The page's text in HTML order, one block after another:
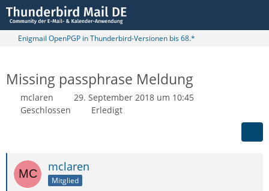
Enigmail OpenPGP in Thunderbird-Versionen bis 68.*
Missing passphrase Meldung
mclaren
29. September 2018 um 10:45
Geschlossen
Erledigt
mclaren
Mitglied